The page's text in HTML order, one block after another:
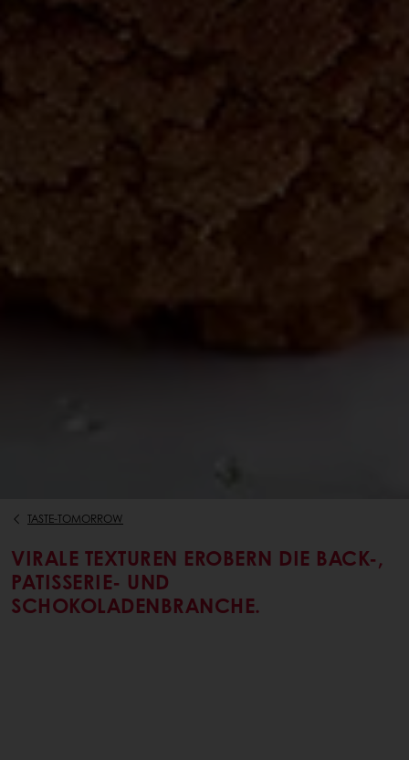
TASTE-TOMORROW
VIRALE TEXTUREN EROBERN DIE BACK-,
PATISSERIE- UND
SCHOKOLADENBRANCHE.